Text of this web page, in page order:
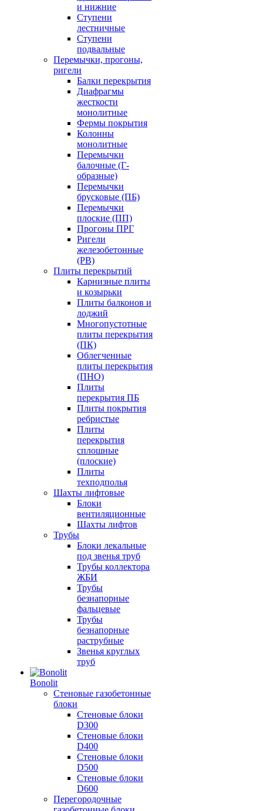
и нижние
Ступени
лестничные
Ступени
подвальные
Перемычки, прогоны,
ригели
Балки перекрытия
Диафрагмы
жесткости
монолитные
Фермы покрытия
Колонны
монолитные
Перемычки
балочные (Г-
образные)
Перемычки
брусковые (ПБ)
Перемычки
плоские (ПП)
Прогоны ПРГ
Ригели
железобетонные
(РВ)
Плиты перекрытий
Карнизные плиты
и козырьки
Плиты балконов и
лоджий
Многопустотные
плиты перекрытия
(ПК)
Облегченные
плиты перекрытия
(ПНО)
Плиты
перекрытия ПБ
Плиты покрытия
ребристые
Плиты
перекрытия
сплошные
(плоские)
Плиты
техподполья
Шахты лифтовые
Блоки
вентиляционные
Шахты лифтов
Трубы
Блоки лекальные
под звенья труб
Трубы коллектора
ЖБИ
Трубы
безнапорные
фальцевые
Трубы
безнапорные
раструбные
Звенья круглых
труб
Bonolit
Стеновые газобетонные
блоки
Стеновые блоки
D300
Стеновые блоки
D400
Стеновые блоки
D500
Стеновые блоки
D600
Перегородочные